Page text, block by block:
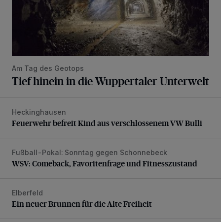
Am Tag des Geotops
Tief hinein in die Wuppertaler Unterwelt
Feuerwehr befreit Kind aus verschlossenem VW Bulli
Heckinghausen
Feuerwehr befreit Kind aus verschlossenem VW Bulli
WSV: Comeback, Favoritenfrage und Fitnesszustand
Fußball-Pokal: Sonntag gegen Schonnebeck
WSV: Comeback, Favoritenfrage und Fitnesszustand
Ein neuer Brunnen für die Alte Freiheit
Elberfeld
Ein neuer Brunnen für die Alte Freiheit